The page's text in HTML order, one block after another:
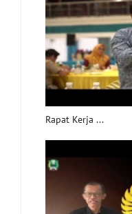
Rapat Kerja ...